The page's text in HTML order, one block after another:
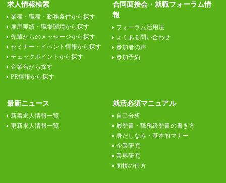
求人情報検索
業種・職種・勤務条件から探す
雇用実績・職場環境から探す
先輩からのメッセージから探す
セミナー・イベント情報から探す
チェックポイントから探す
企業名から探す
PR情報から探す
合同面接会・就職フォーラム情
報
フォーラム活用法
よくある問い合わせ
参加者の声
参加予約
最新ニュース
新着求人情報一覧
更新求人情報一覧
就活必須マニュアル
自己分析
履歴書・職務経歴書の書き方
身だしなみ・基本的マナー
企業研究
業界研究
面接の仕方